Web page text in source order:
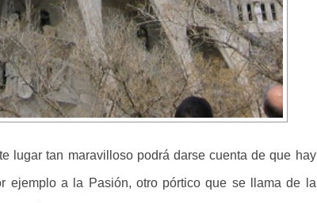
lugar tan maravilloso podrá darse cuenta de que hay
ejemplo a la Pasión, otro pórtico que se llama de la